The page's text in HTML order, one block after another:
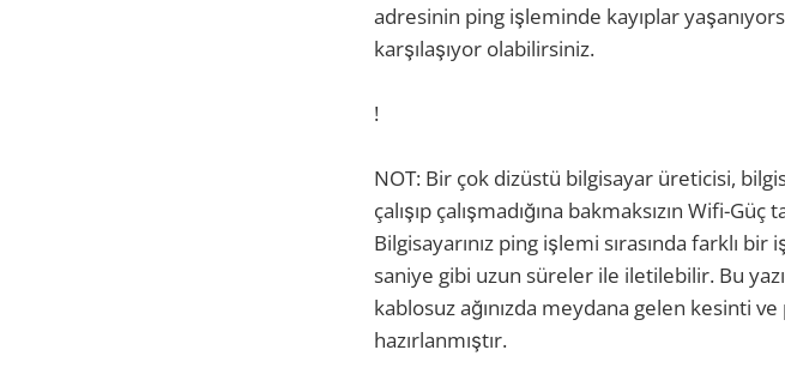
adresinin ping işleminde kayıplar
karşılaşıyor olabilirsiniz.
!
NOT: Bir çok dizüstü bilgisayar üreticisi,
çalışıp çalışmadığına bakmaksızın Wifi-
Bilgisayarınız ping işlemi sırasında farklı
saniye gibi uzun süreler ile iletilebilir. Bu
kablosuz ağınızda meydana gelen kesinti
hazırlanmıştır.